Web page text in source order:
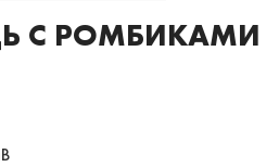
С РОМБИКАМИ